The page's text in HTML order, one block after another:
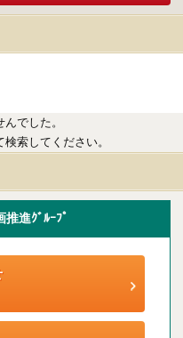
でした。
索してください。
推進ｸﾞﾙｰﾌﾟ
に登録
案内